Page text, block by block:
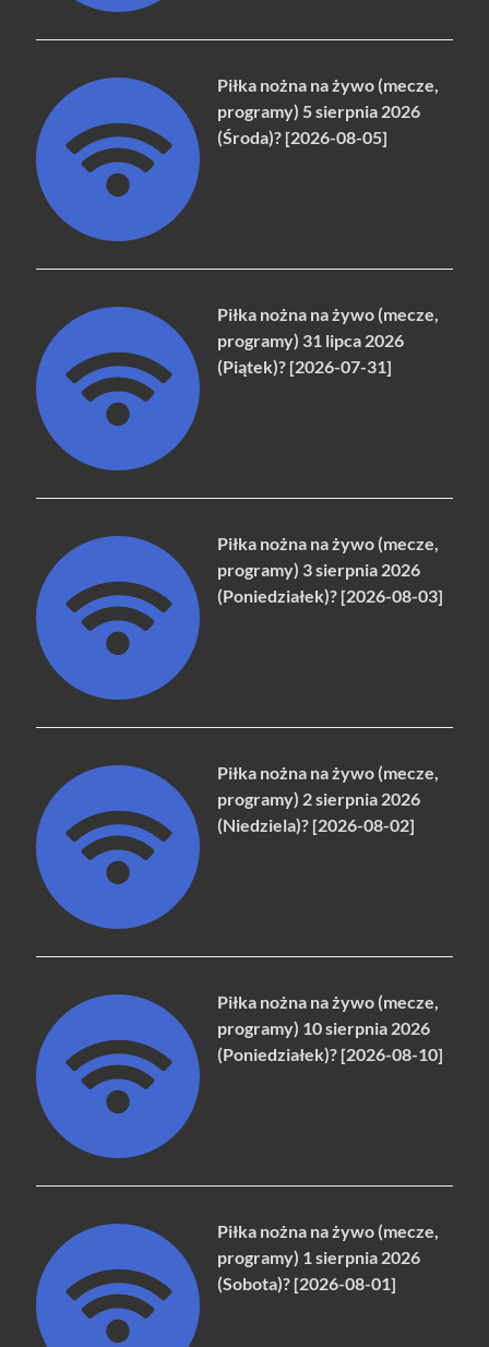
Piłka nożna na żywo (mecze,
programy) 5 sierpnia 2026
(Środa)? [2026-08-05]
Piłka nożna na żywo (mecze,
programy) 31 lipca 2026
(Piątek)? [2026-07-31]
Piłka nożna na żywo (mecze,
programy) 3 sierpnia 2026
(Poniedziałek)? [2026-08-03]
Piłka nożna na żywo (mecze,
programy) 2 sierpnia 2026
(Niedziela)? [2026-08-02]
Piłka nożna na żywo (mecze,
programy) 10 sierpnia 2026
(Poniedziałek)? [2026-08-10]
Piłka nożna na żywo (mecze,
programy) 1 sierpnia 2026
(Sobota)? [2026-08-01]